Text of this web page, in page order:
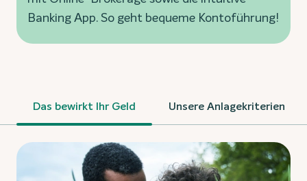
Banking App. So geht bequeme Kontoführung!
Das bewirkt Ihr Geld Unsere Anlagekriterien